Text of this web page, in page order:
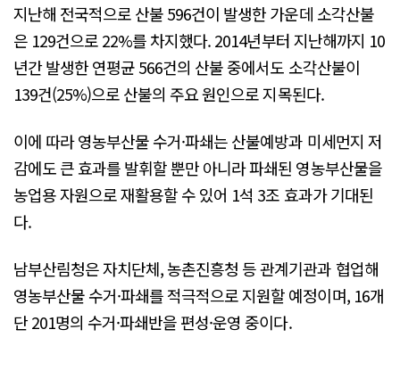
지난해 전국적으로 산불 596건이 발생한 가운데 소각산불
은 129건으로 22%를 차지했다. 2014년부터 지난해까지 10
년간 발생한 연평균 566건의 산불 중에서도 소각산불이
139건(25%)으로 산불의 주요 원인으로 지목된다.
이에 따라 영농부산물 수거·파쇄는 산불예방과 미세먼지 저
감에도 큰 효과를 발휘할 뿐만 아니라 파쇄된 영농부산물을
농업용 자원으로 재활용할 수 있어 1석 3조 효과가 기대된
다.
남부산림청은 자치단체, 농촌진흥청 등 관계기관과 협업해
영농부산물 수거·파쇄를 적극적으로 지원할 예정이며, 16개
단 201명의 수거·파쇄반을 편성·운영 중이다.